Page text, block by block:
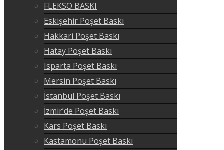
FLEKSO BASKI
Eskişehir Poşet Baskı
Hakkari Poşet Baskı
Hatay Poşet Baskı
Isparta Poşet Baskı
Mersin Poşet Baskı
İstanbul Poşet Baskı
İzmir’de Poşet Baskı
Kars Poşet Baskı
Kastamonu Poşet Baskı